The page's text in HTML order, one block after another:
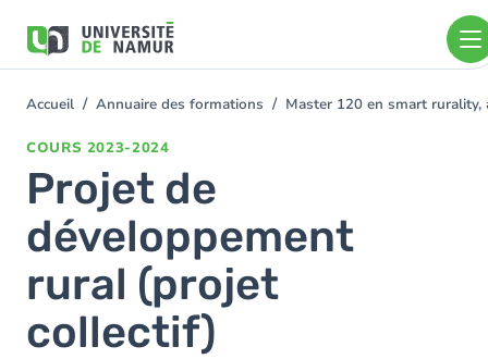
contenu
You
Accueil Annuaire des formations Master 120 en smart
COURS 2023-2024
Projet de
développement
rural (projet
collectif)